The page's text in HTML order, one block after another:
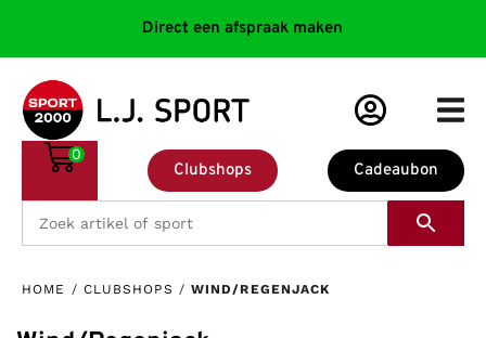
Direct een afspraak maken
Cadeaubon
Clubshops
0
HOME / CLUBSHOPS / WIND/REGENJACK